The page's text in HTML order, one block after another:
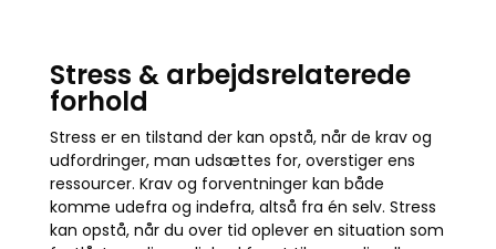
Stress & arbejdsrelaterede
forhold
Stress er en tilstand der kan opstå, når de krav og
udfordringer, man udsættes for, overstiger ens
ressourcer. Krav og forventninger kan både
komme udefra og indefra, altså fra én selv. Stress
kan opstå, når du over tid oplever en situation som